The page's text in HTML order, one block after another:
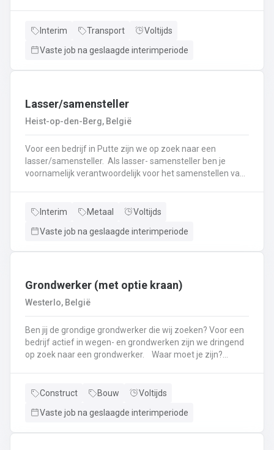
vloeistoffen.Laden en lossen volgens de voorgeschreven
documenten.Naleven van rij- en rusttijden en ADR-
Interim Transport
Voltijds
Vaste job na geslaagde interimperiode
Lasser/samensteller
Heist-op-den-Berg, België
Voor een bedrijf in Putte zijn we op zoek naar een
lasser/samensteller. Als lasser- samensteller ben je
voornamelijk verantwoordelijk voor het samenstellen van
het realiseren van onze projecten.Je werkt samen met
dagelijkse leiding van Atelierverantwoordelijke.
Interim Metaal
Voltijds
Vaste job na geslaagde interimperiode
Grondwerker (met optie kraan)
Westerlo, België
Ben jij de grondige grondwerker die wij zoeken? Voor een
bedrijf actief in wegen- en grondwerken zijn we dringend
op zoek naar een grondwerker. Waar moet je zijn?
....Grond- en funderingswerken.Parkings
straatkolken, aansluiten van straatkolken op
Construct Bouw
Voltijds
Vaste job na geslaagde interimperiode